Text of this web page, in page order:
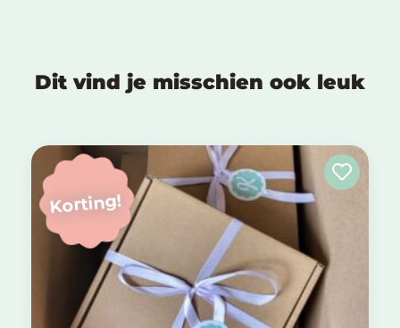
Dit vind je misschien ook leuk
Korting!